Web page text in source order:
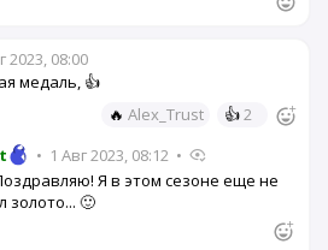
2023, 08:00
медаль, 👍
🔥 Alex_Trust 👍2
• 1 Авг 2023, 08:12 •
Я в этом сезоне еще не
золото... 🙂